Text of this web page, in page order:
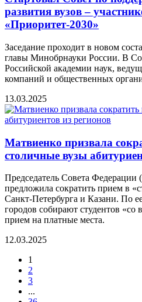
развития вузов –
«Приоритет-2030»
Заседание проходит в новом
главы Минобрнауки России. В
Российской академии наук,
компаний и общественных
13.03.2025
Матвиенко призвала
столичные вузы
Председатель Совета
предложила сократить прием в
Санкт-Петербурга и Казани. По
городов собирают студентов «со
прием на платные места.
12.03.2025
1
2
3
...